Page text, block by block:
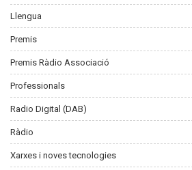
Llengua
Premis
Premis Ràdio Associació
Professionals
Radio Digital (DAB)
Ràdio
Xarxes i noves tecnologies